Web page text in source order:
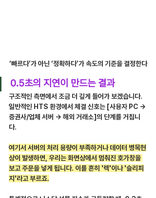
‘빠르다’가 아닌 ‘정확하다’가 속도의 기준을 결정한다
0.5초의 지연이 만드는 결과
구조적인 측면에서 조금 더 깊게 들어가 보겠습니다.
일반적인 HTS 환경에서 체결 신호는 [사용자 PC →
증권사/업체 서버 → 해외 거래소]의 단계를 거칩니
다.
여기서 서버의 처리 용량이 부족하거나 데이터 병목현
상이 발생하면, 우리는 화면상에서 멈춰진 호가창을
보고 주문을 넣게 됩니다. 이를 흔히 '렉'이나 '슬리피
지'라고 부르죠.